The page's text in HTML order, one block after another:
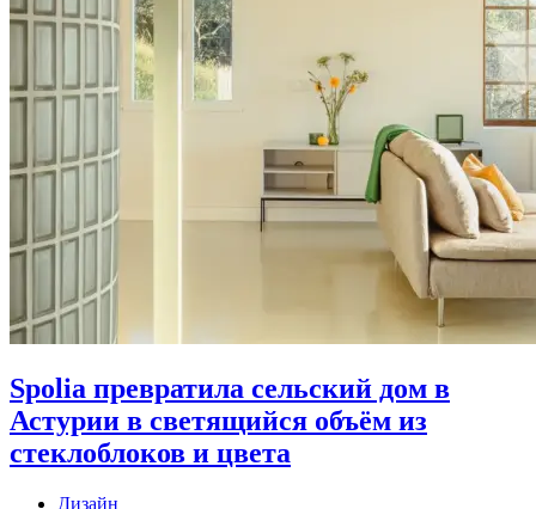
Spolia превратила сельский дом в
Астурии в светящийся объём из
стеклоблоков и цвета
Дизайн